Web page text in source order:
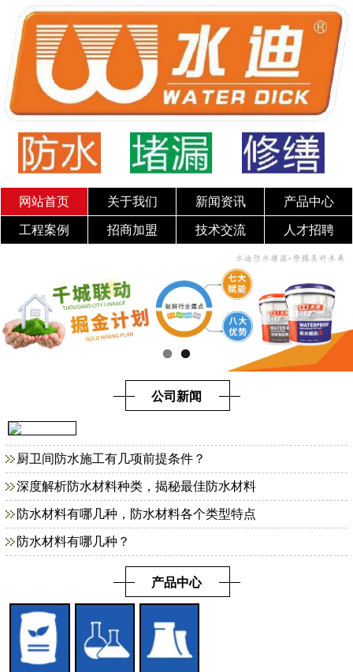
网站首页 关于我们 新闻资讯 产品中心
工程案例 招商加盟 技术交流 人才招聘
公司新闻
厨卫间防水施工有几项前提条件？
深度解析防水材料种类，揭秘最佳防水材料
防水材料有哪几种，防水材料各个类型特点
防水材料有哪几种？
产品中心